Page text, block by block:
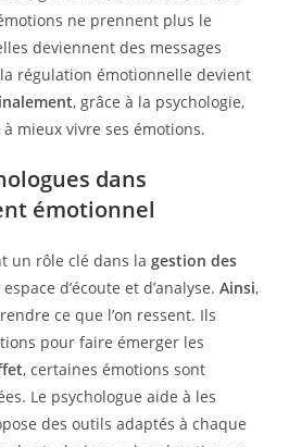
ne prennent plus le
deviennent des messages
régulation émotionnelle devient
, grâce à la psychologie,
mieux vivre ses émotions.
dans
émotionnel
un rôle clé dans lagestion des
d’écoute et d’analyse.Ainsi,
ce que l’on ressent. Ils
pour faire émerger les
, certaines émotions sont
Le psychologue aide à les
des outils adaptés à chaque